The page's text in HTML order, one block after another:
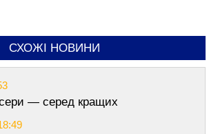
СХОЖІ НОВИНИ
— серед кращих